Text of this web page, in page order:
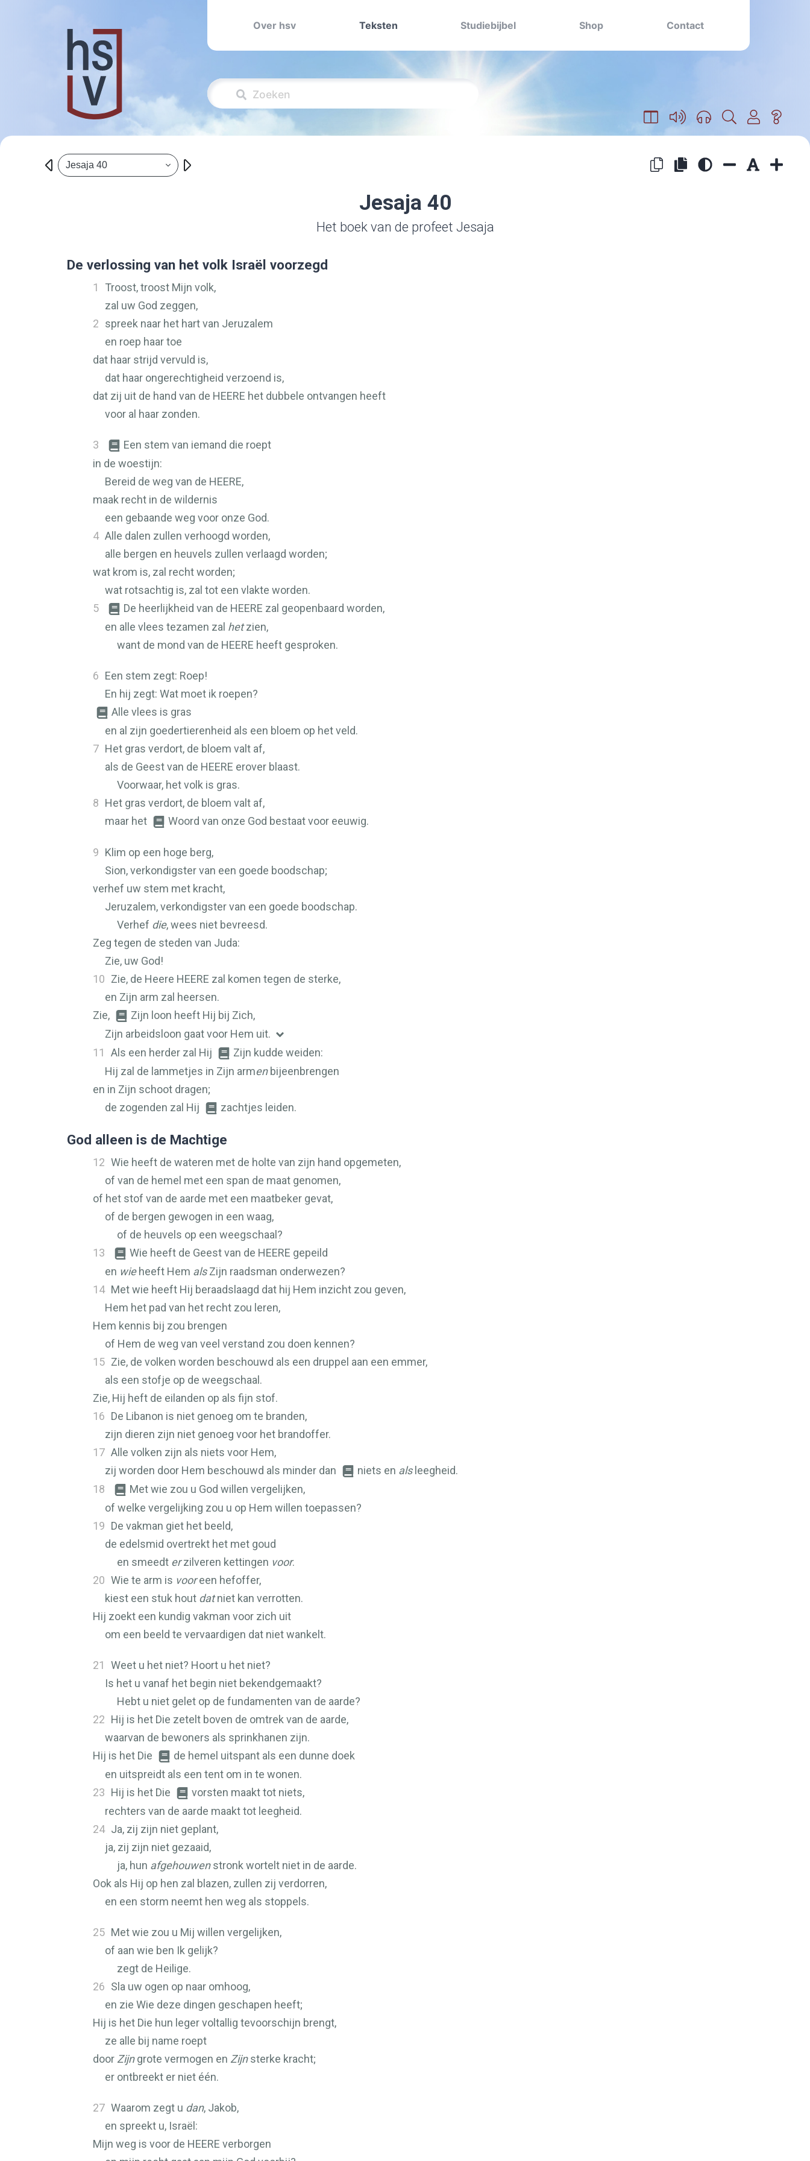
Over hsv Teksten Studiebijbel Shop Contact
Jesaja 40
Jesaja 40
Het boek van de profeet Jesaja
De verlossing van het volk Israël voorzegd
1
Troost, troost Mijn volk,
zal uw God zeggen,
2 spreek naar het hart van Jeruzalem
en roep haar toe
dat haar strijd vervuld is,
dat haar ongerechtigheid verzoend is,
dat zij uit de hand van de HEERE het dubbele ontvangen heeft
voor al haar zonden.
3
Een stem van iemand die roept
in de woestijn:
Bereid de weg van de HEERE,
maak recht in de wildernis
een gebaande weg voor onze God.
4 Alle dalen zullen verhoogd worden,
alle bergen en heuvels zullen verlaagd worden;
wat krom is, zal recht worden;
wat rotsachtig is, zal tot een vlakte worden.
5
De heerlijkheid van de HEERE zal geopenbaard worden,
en alle vlees tezamen zal hetzien,
want de mond van de HEERE heeft gesproken.
6 Een stem zegt: Roep!
En hij zegt: Wat moet ik roepen?
Alle vlees is gras
en al zijn goedertierenheid als een bloem op het veld.
7 Het gras verdort, de bloem valt af,
als de Geest van de HEERE erover blaast.
Voorwaar, het volk is gras.
8 Het gras verdort, de bloem valt af,
maar het
Woord van onze God bestaat voor eeuwig.
9 Klim op een hoge berg,
Sion, verkondigster van een goede boodschap;
verhef uw stem met kracht,
Jeruzalem, verkondigster van een goede boodschap.
Verhef die, wees niet bevreesd.
Zeg tegen de steden van Juda:
Zie, uw God!
10 Zie, de Heere HEERE zal komen tegen de sterke,
en Zijn arm zal heersen.
Zie,
Zijn loon heeft Hij bij Zich,
Zijn arbeidsloon gaat voor Hem uit.
11
Als een herder zal Hij
Zijn kudde weiden:
Hij zal de lammetjes in Zijn armenbijeenbrengen
en in Zijn schoot dragen;
de zogenden zal Hij
zachtjes leiden.
God alleen is de Machtige
12 Wie heeft de wateren met de holte van zijn hand opgemeten,
of van de hemel met een span de maat genomen,
of het stof van de aarde met een maatbeker gevat,
of de bergen gewogen in een waag,
of de heuvels op een weegschaal?
13
Wie heeft de Geest van de HEERE gepeild
en wieheeft Hem alsZijn raadsman onderwezen?
14 Met wie heeft Hij beraadslaagd dat hij Hem inzicht zou geven,
Hem het pad van het recht zou leren,
Hem kennis bij zou brengen
of Hem de weg van veel verstand zou doen kennen?
15 Zie, de volken worden beschouwd als een druppel aan een emmer,
als een stofje op de weegschaal.
Zie, Hij heft de eilanden op als fijn stof.
16 De Libanon is niet genoeg om te branden,
zijn dieren zijn niet genoeg voor het brandoffer.
17 Alle volken zijn als niets voor Hem,
zij worden door Hem beschouwd als minder dan
niets en alsleegheid.
18
Met wie zou u God willen vergelijken,
of welke vergelijking zou u op Hem willen toepassen?
19 De vakman giet het beeld,
de edelsmid overtrekt het met goud
en smeedt erzilveren kettingen voor.
20 Wie te arm is vooreen hefoffer,
kiest een stuk hout datniet kan verrotten.
Hij zoekt een kundig vakman voor zich uit
om een beeld te vervaardigen dat niet wankelt.
21
Weet u het niet? Hoort u het niet?
Is het u vanaf het begin niet bekendgemaakt?
Hebt u niet gelet op de fundamenten van de aarde?
22 Hij is het Die zetelt boven de omtrek van de aarde,
waarvan de bewoners als sprinkhanen zijn.
Hij is het Die
de hemel uitspant als een dunne doek
en uitspreidt als een tent om in te wonen.
23 Hij is het Die
vorsten maakt tot niets,
rechters van de aarde maakt tot leegheid.
24 Ja, zij zijn niet geplant,
ja, zij zijn niet gezaaid,
ja, hun afgehouwenstronk wortelt niet in de aarde.
Ook als Hij op hen zal blazen, zullen zij verdorren,
en een storm neemt hen weg als stoppels.
25 Met wie zou u Mij willen vergelijken,
of aan wie ben Ik gelijk?
zegt de Heilige.
26 Sla uw ogen op naar omhoog,
en zie Wie deze dingen geschapen heeft;
Hij is het Die hun leger voltallig tevoorschijn brengt,
ze alle bij name roept
door Zijngrote vermogen en Zijnsterke kracht;
er ontbreekt er niet één.
27 Waarom zegt u dan, Jakob,
en spreekt u, Israël:
Mijn weg is voor de HEERE verborgen